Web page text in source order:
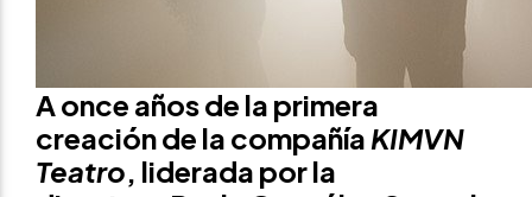
A once años de la primera
creación de la compañía KIMVN
Teatro, liderada por la